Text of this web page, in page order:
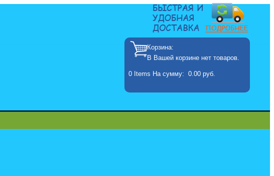
Корзина:
В Вашей корзине нет товаров.
0 Items На сумму: 0.00 руб.